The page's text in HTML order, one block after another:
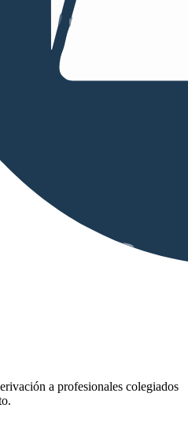
a profesionales colegiados